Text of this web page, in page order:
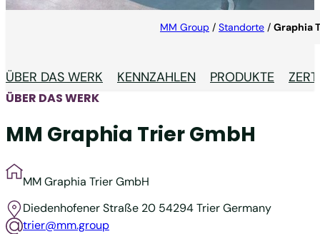
MM Group / Standorte / Graphia
ÜBER DAS WERK KENNZAHLEN PRODUKTE
ÜBER DAS WERK
MM Graphia Trier GmbH
MM Graphia Trier GmbH
Diedenhofener Straße 20 54294 TrierGermany
trier@mm.group